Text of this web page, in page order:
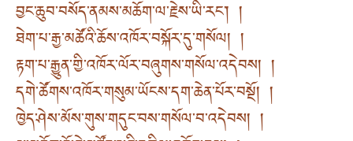
བྱང་ཆུབ་བསོད་ནམས་མཆོག་ལ་རྗེས་ཡི་རང་། །
ཐེག་པ་རྒྱ་མཚོའི་ཆོས་འཁོར་བསྐོར་དུ་གསོལ། །
རྟག་པ་རྒྱུན་གྱི་འཁོར་ལོར་བཞུགས་གསོལ་འདེབས། །
དགེ་ཚོགས་འཁོར་གསུམ་ཡོངས་དག་ཆེན་པོར་བསྔོ། །
ཁྱེད་ཤེས་མོས་གུས་གདུང་བས་གསོལ་བ་འདེབས། །